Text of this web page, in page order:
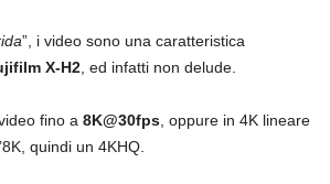
”, i video sono una caratteristica
X-H2 , ed infatti non delude.
fino a 8K@30fps , oppure in 4K lineare
quindi un 4KHQ.